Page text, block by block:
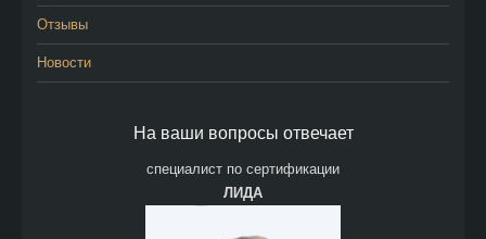
Отзывы
Новости
На ваши вопросы отвечает
специалист по сертификации
ЛИДА